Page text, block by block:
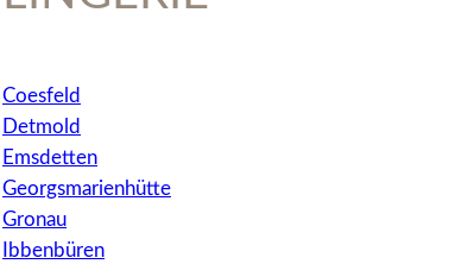
Coesfeld
Detmold
Emsdetten
Georgsmarienhütte
Gronau
Ibbenbüren